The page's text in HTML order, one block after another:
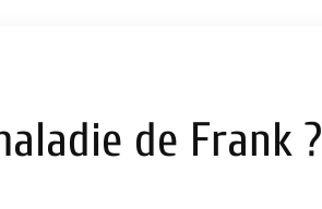
de Frank ?